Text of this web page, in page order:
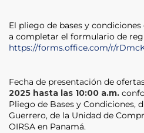
El pliego de bases y
a completar el formulario de
https://forms.office.com/r/
Fecha de presentación de
2025 hasta las 10:00 a.m.
Pliego de Bases y Condiciones,
Guerrero, de la Unidad de
OIRSA en Panamá.